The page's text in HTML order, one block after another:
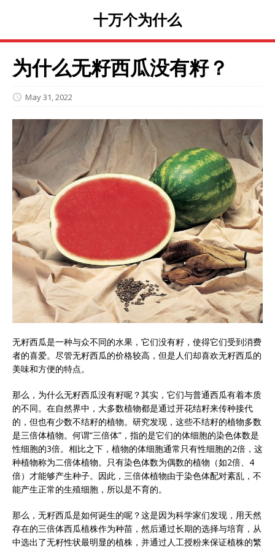
十万个为什么
为什么无籽西瓜没有籽？
May 31, 2022
无籽西瓜是一种与众不同的水果，它们没有籽，使得它们受到消费
者的喜爱。尽管无籽西瓜的价格较高，但是人们却喜欢无籽西瓜的
美味和方便的特点。
那么，为什么无籽西瓜没有籽呢？其实，它们与普通西瓜有着本质
的不同。在自然界中，大多数植物都是通过开花结籽来传种接代
的，但也有少数不结籽的植物。研究发现，这些不结籽的植物多数
是三倍体植物。何谓“三倍体”，指的是它们的体细胞的染色体数是
性细胞的3倍。相比之下，植物的体细胞通常只有性细胞的2倍，这
种植物称为二倍体植物。只有染色体数为偶数的植物（如2倍、4
倍）才能够产生种子。因此，三倍体植物由于染色体配对紊乱，不
能产生正常的生殖细胞，所以是不育的。
那么，无籽西瓜是如何诞生的呢？这是因为科学家们发现，用天然
存在的三倍体西瓜植株作为种苗，然后通过长期的选择与培育，从
中选出了无籽性状最明显的植株，并通过人工授粉来保证植株的繁